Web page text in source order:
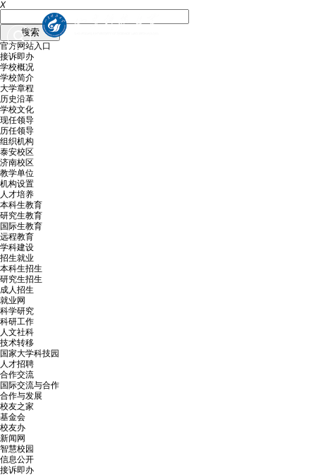
X
官方网站入口
接诉即办
学校概况
学校简介
大学章程
历史沿革
学校文化
现任领导
历任领导
组织机构
泰安校区
济南校区
教学单位
机构设置
人才培养
本科生教育
研究生教育
国际生教育
远程教育
学科建设
招生就业
本科生招生
研究生招生
成人招生
就业网
科学研究
科研工作
人文社科
技术转移
国家大学科技园
人才招聘
合作交流
国际交流与合作
合作与发展
校友之家
基金会
校友办
新闻网
智慧校园
信息公开
接诉即办